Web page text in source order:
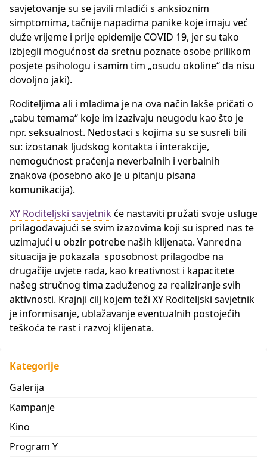
savjetovanje su se javili mladići s anksioznim
simptomima, tačnije napadima panike koje imaju već
duže vrijeme i prije epidemije COVID 19, jer su tako
izbjegli mogućnost da sretnu poznate osobe prilikom
posjete psihologu i samim tim „osudu okoline“ da nisu
dovoljno jaki).
Roditeljima ali i mladima je na ova način lakše pričati o
„tabu temama“ koje im izazivaju neugodu kao što je
npr. seksualnost. Nedostaci s kojima su se susreli bili
su: izostanak ljudskog kontakta i interakcije,
nemogućnost praćenja neverbalnih i verbalnih
znakova (posebno ako je u pitanju pisana
komunikacija).
XY Roditeljski savjetnikće nastaviti pružati svoje usluge
prilagođavajući se svim izazovima koji su ispred nas te
uzimajući u obzir potrebe naših klijenata. Vanredna
situacija je pokazala sposobnost prilagodbe na
drugačije uvjete rada, kao kreativnost i kapacitete
našeg stručnog tima zaduženog za realiziranje svih
aktivnosti. Krajnji cilj kojem teži XY Roditeljski savjetnik
je informisanje, ublažavanje eventualnih postojećih
teškoća te rast i razvoj klijenata.
Kategorije
Galerija
Kampanje
Kino
Program Y